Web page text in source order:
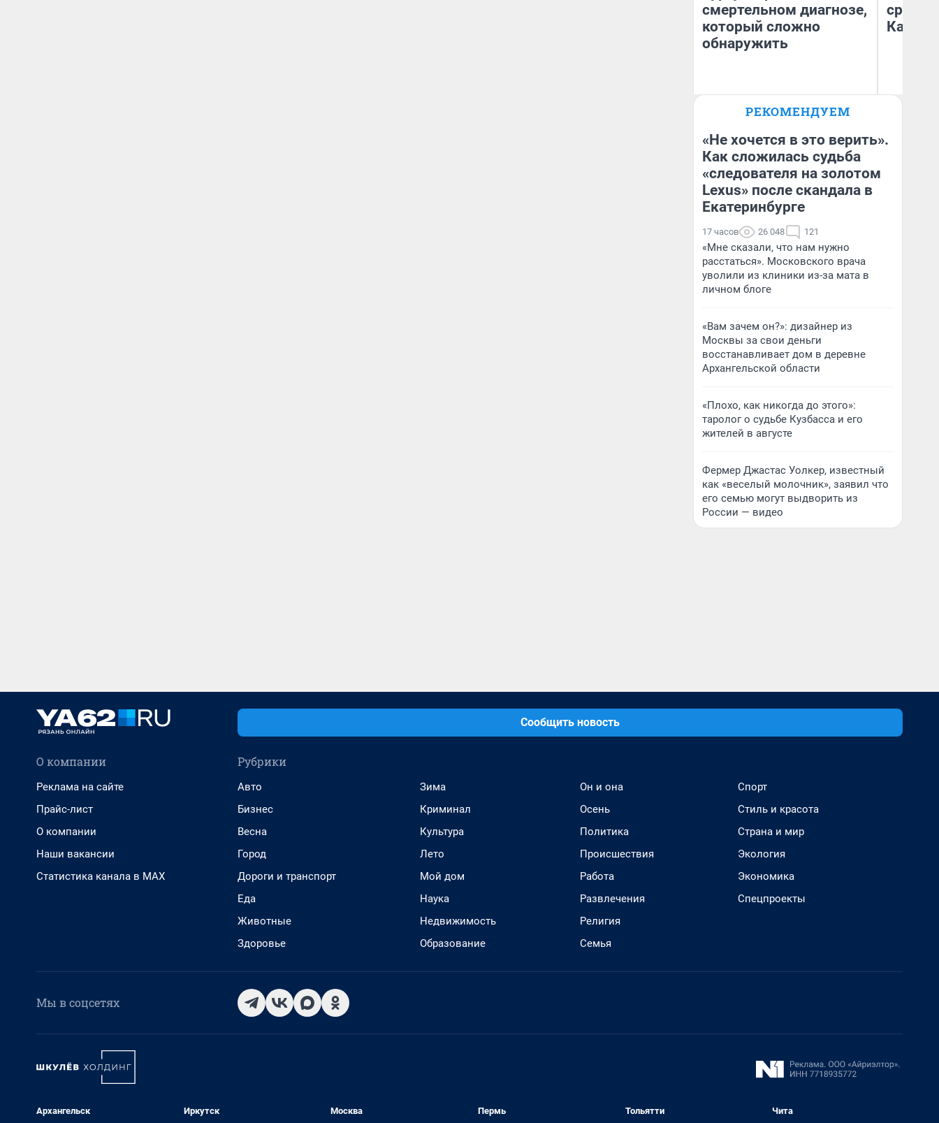
смертельном диагнозе,
который сложно
обнаружить
Главврач клиники
Волковой»
РЕКОМЕНДУЕМ
«Не хочется в это верить».
Как сложилась судьба
«следователя на золотом
Lexus» после скандала в
Екатеринбурге
17 часов 26 048 121
«Мне сказали, что нам нужно
расстаться». Московского врача
уволили из клиники из-за мата в
личном блоге
«Вам зачем он?»: дизайнер из
Москвы за свои деньги
восстанавливает дом в деревне
Архангельской области
«Плохо, как никогда до этого»:
таролог о судьбе Кузбасса и его
жителей в августе
Фермер Джастас Уолкер, известный
как «веселый молочник», заявил что
его семью могут выдворить из
России — видео
Сообщить новость
О компании
Реклама на сайте
Прайс-лист
О компании
Наши вакансии
Статистика канала в MAX
Рубрики
Авто
Бизнес
Весна
Город
Дороги и транспорт
Еда
Животные
Здоровье
Зима
Криминал
Культура
Лето
Мой дом
Наука
Недвижимость
Образование
Он и она
Осень
Политика
Происшествия
Работа
Развлечения
Религия
Семья
Спорт
Стиль и красота
Страна и мир
Экология
Экономика
Спецпроекты
Мы в соцсетях
Архангельск Иркутск Москва Пермь Тольятти Чита